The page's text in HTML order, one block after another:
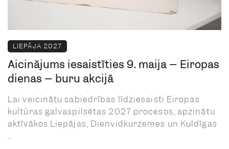
LIEPĀJA 2027
Aicinājums iesaistīties 9. maija – Eiropas
dienas – buru akcijā
Lai veicinātu sabiedrības līdziesaisti Eiropas
kultūras galvaspilsētas 2027 procesos, apzinātu
aktīvākos Liepājas, Dienvidkurzemes un Kuldīgas
...